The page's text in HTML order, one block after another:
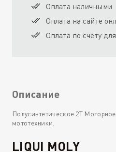
Оплата наличными
Оплата на сайте
Оплата по счету
Описание
Полусинтетическое 2Т
мототехники.
LIQUI MOLY